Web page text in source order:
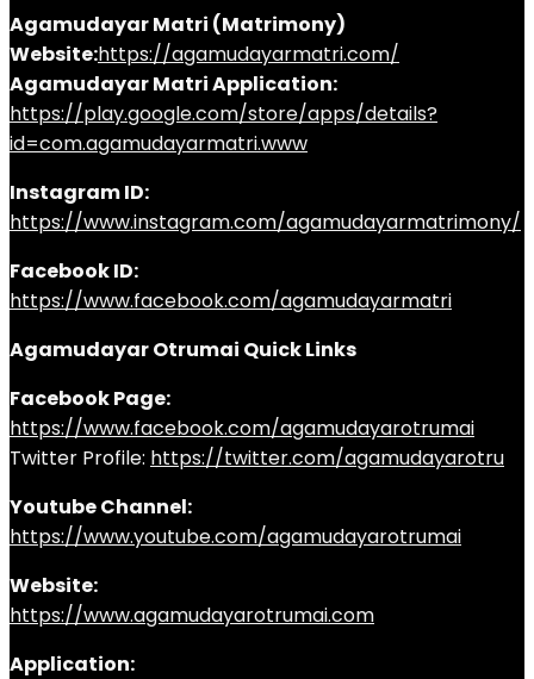
Agamudayar Matri (Matrimony)
Website:https://agamudayarmatri.com/
Agamudayar Matri Application:
https://play.google.com/store/apps/details?
id=com.agamudayarmatri.www
Instagram ID:
https://www.instagram.com/agamudayarmatrimony/
Facebook ID:
https://www.facebook.com/agamudayarmatri
Agamudayar Otrumai Quick Links
Facebook Page:
https://www.facebook.com/agamudayarotrumai
Twitter Profile: https://twitter.com/agamudayarotru
Youtube Channel:
https://www.youtube.com/agamudayarotrumai
Website:
https://www.agamudayarotrumai.com
Application: